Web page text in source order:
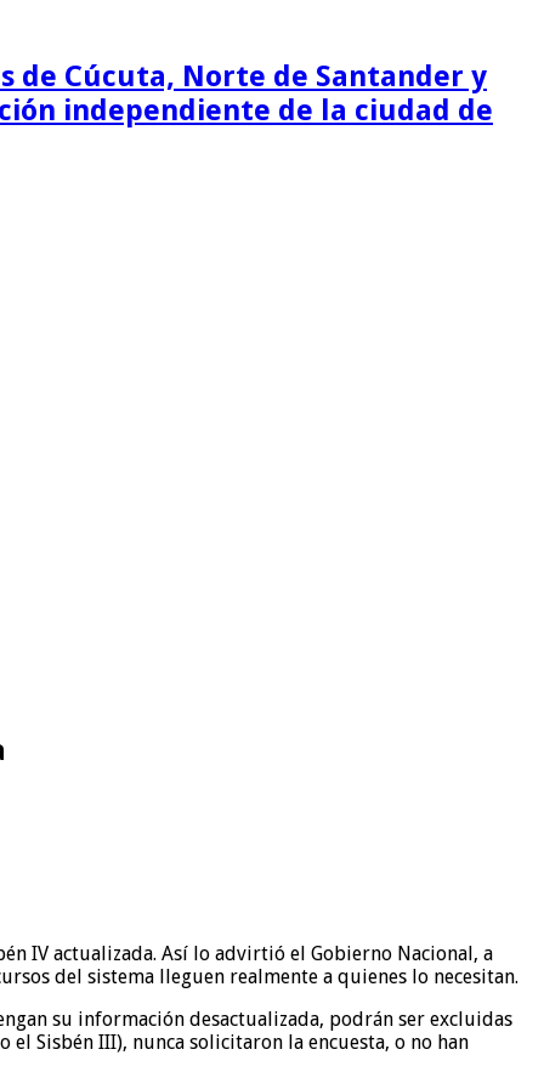
de Cúcuta, Norte de Santander y
independiente de la ciudad de
IV actualizada. Así lo advirtió el Gobierno Nacional, a
del sistema lleguen realmente a quienes lo necesitan.
su información desactualizada, podrán ser excluidas
Sisbén III), nunca solicitaron la encuesta, o no han